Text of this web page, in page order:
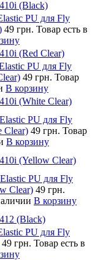
(Black)
PU для Fly
49 грн. Товар есть в
(Red Clear)
PU для Fly
49 грн. Товар
В корзину
(White Clear)
PU для Fly
Clear) 49 грн. Товар
В корзину
(Yellow Clear)
PU для Fly
Clear) 49 грн.
В корзину
(Black)
PU для Fly
49 грн. Товар есть в